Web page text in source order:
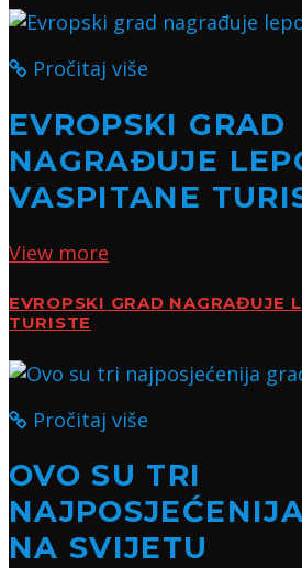
Pročitaj više
EVROPSKI GRAD
NAGRAĐUJE
VASPITANE
View more
EVROPSKI GRAD NAGRAĐUJE
TURISTE
Pročitaj više
OVO SU TRI
NA SVIJETU